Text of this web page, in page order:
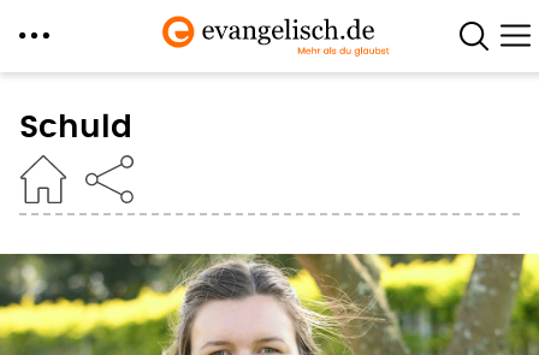
zum
Inhalt
Schuld